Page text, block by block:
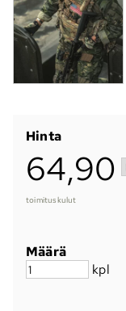
Hinta
64,90
toimituskulut
Määrä
kpl